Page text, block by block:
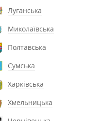
Луганська
Миколаївська
Полтавська
Сумська
Харківська
Хмельницька